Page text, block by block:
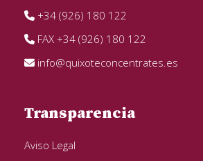
+34 (926) 180 122
FAX +34 (926) 180 122
info@quixoteconcentrates.es
Transparencia
Aviso Legal